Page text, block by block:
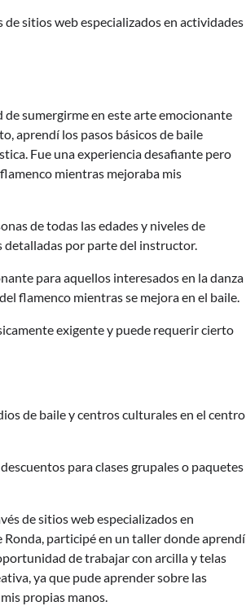
de sitios web especializados en actividades
sumergirme en este arte emocionante
aprendí los pasos básicos de baile
Fue una experiencia desafiante pero
mientras mejoraba mis
de todas las edades y niveles de
detalladas por parte del instructor.
para aquellos interesados en la danza
flamenco mientras se mejora en el baile.
exigente y puede requerir cierto
de baile y centros culturales en el centro
para clases grupales o paquetes
de sitios web especializados en
participé en un taller donde aprendí
de trabajar con arcilla y telas
ya que pude aprender sobre las
propias manos.